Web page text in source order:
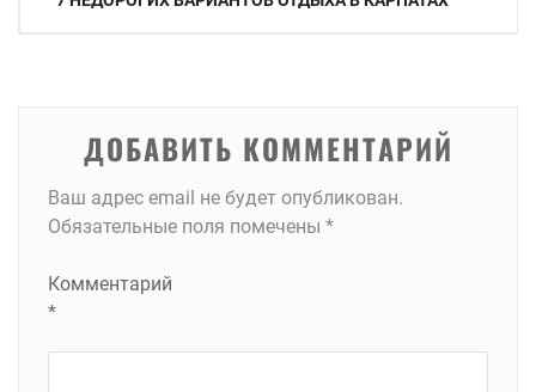
ДОБАВИТЬ КОММЕНТАРИЙ
Ваш адрес email не будет опубликован.
Обязательные поля помечены *
Комментарий
*